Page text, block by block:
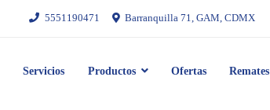
5551190471 Barranquilla 71, GAM, CDMX
Servicios Productos Ofertas Remates